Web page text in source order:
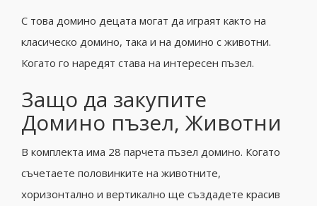
С това домино децата могат да играят както на
класическо домино, така и на домино с животни.
Когато го наредят става на интересен пъзел.
Защо да закупите
Домино пъзел, Животни
В комплекта има 28 парчета пъзел домино. Когато
съчетаете половинките на животните,
хоризонтално и вертикално ще създадете красив